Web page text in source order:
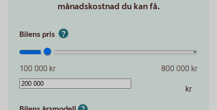
månadskostnad du kan få.
Bilens pris
100 000 kr 800 000 kr
kr